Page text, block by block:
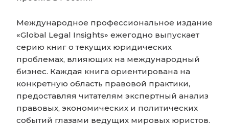
Международное профессиональное издание
«Global Legal Insights» ежегодно выпускает
серию книг о текущих юридических
проблемах, влияющих на международный
бизнес. Каждая книга ориентирована на
конкретную область правовой практики,
предоставляя читателям экспертный анализ
правовых, экономических и политических
событий глазами ведущих мировых юристов.